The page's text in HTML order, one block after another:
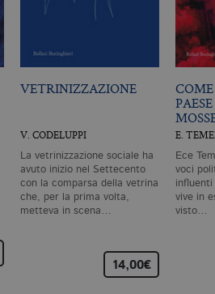
VETRINIZZAZIONE
V. CODELUPPI
La vetrinizzazione sociale ha
avuto inizio nel Settecento
con la comparsa della vetrina
che, per la prima volta,
metteva in scena…
14,00€
E.
Ece
voci
influenti
vive in
visto…
di
1 minuto